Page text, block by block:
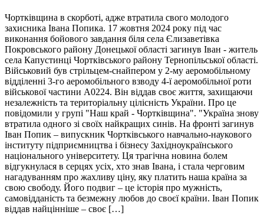
Чортківщина в скорботі, адже втратила свого молодого
захисника Івана Попика. 17 жовтня 2024 року під час
виконання бойового завдання біля села Єлизаветівка
Покровського району Донецької області загинув Іван - житель
села Капустинці Чортківського району Тернопільської області.
Військовий був стрільцем-снайпером у 2-му аеромобільному
відділенні 3-го аеромобільного взводу 4-ї аеромобільної роти
військової частини А0224. Він віддав своє життя, захищаючи
незалежність та територіальну цілісність України. Про це
повідомили у групі "Наш край - Чортківщина". "Україна знову
втратила одного зі своїх найкращих синів. На фронті загинув
Іван Попик – випускник Чортківського навчально-наукового
інституту підприємництва і бізнесу Західноукраїнського
національного університету. Ця трагічна новина болем
відгукнулася в серцях усіх, хто знав Івана, і стала черговим
нагадуванням про жахливу ціну, яку платить наша країна за
свою свободу. Його подвиг – це історія про мужність,
самовідданість та безмежну любов до своєї країни. Іван Попик
віддав найцінніше – своє […]